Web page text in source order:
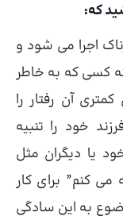
که:
اجرا می شود و
کسی که به خاطر
آن رفتار را
خود را تنبیه
یا دیگران مثل
می کنم” برای کار
به این سادگی